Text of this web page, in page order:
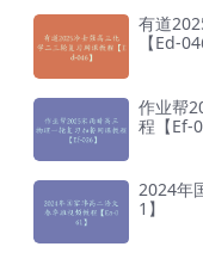
有道
【Ed-
作业帮
程【Ef-
2024年
1】